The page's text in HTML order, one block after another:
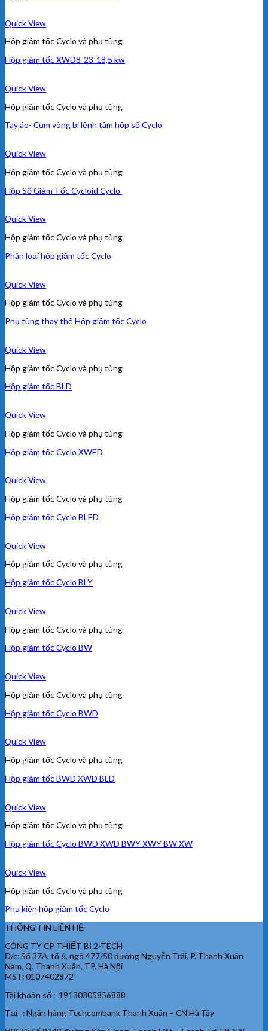
Quick View
Hộp giảm tốc Cyclo và phụ tùng
Hộp giảm tốc XWD8-23-18,5 kw
Quick View
Hộp giảm tốc Cyclo và phụ tùng
Tay áo- Cụm vòng bi lệnh tâm hộp số Cyclo
Quick View
Hộp giảm tốc Cyclo và phụ tùng
Hộp Số Giảm Tốc Cycloid Cyclo
Quick View
Hộp giảm tốc Cyclo và phụ tùng
Phân loại hộp giảm tốc Cyclo
Quick View
Hộp giảm tốc Cyclo và phụ tùng
Phụ tùng thay thế Hộp giảm tốc Cyclo
Quick View
Hộp giảm tốc Cyclo và phụ tùng
Hộp giảm tốc BLD
Quick View
Hộp giảm tốc Cyclo và phụ tùng
Hộp giảm tốc Cyclo XWED
Quick View
Hộp giảm tốc Cyclo và phụ tùng
Hộp giảm tốc Cyclo BLED
Quick View
Hộp giảm tốc Cyclo và phụ tùng
Hộp giảm tốc Cyclo BLY
Quick View
Hộp giảm tốc Cyclo và phụ tùng
Hộp giảm tốc Cyclo BW
Quick View
Hộp giảm tốc Cyclo và phụ tùng
Hộp giảm tốc Cyclo BWD
Quick View
Hộp giảm tốc Cyclo và phụ tùng
Hộp giảm tốc BWD XWD BLD
Quick View
Hộp giảm tốc Cyclo và phụ tùng
Hộp giảm tốc Cyclo BWD XWD BWY XWY BW XW
Quick View
Hộp giảm tốc Cyclo và phụ tùng
Phụ kiện hộp giảm tốc Cyclo
THÔNG TIN LIÊN HỆ
CÔNG TY CP THIẾT BỊ 2-TECH
Đ/c: Số 37A, tổ 6, ngõ 477/50 đường Nguyễn Trãi, P. Thanh Xuân
Nam, Q. Thanh Xuân, TP. Hà Nội
MST: 0107402872
Tài khoản số : 19130305856888
Tại : Ngân hàng Techcombank Thanh Xuân – CN Hà Tây